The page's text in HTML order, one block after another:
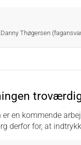
Thøgersen
en kommende
derfor for, at